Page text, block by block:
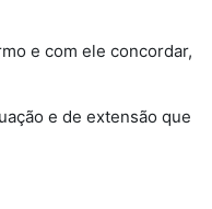
e com ele concordar,
e de extensão que